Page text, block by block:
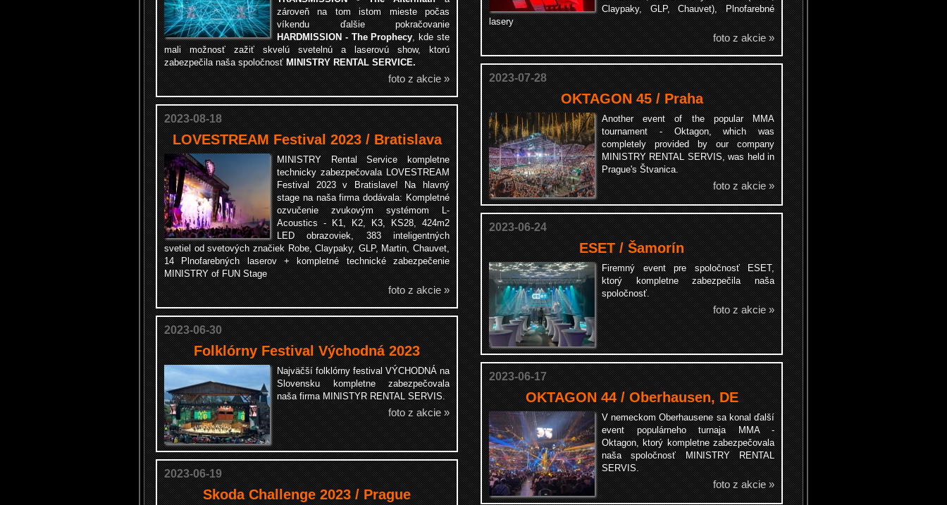
zároveň na tom istom mieste počas
víkendu ďalšie pokračovanie
HARDMISSION - The Prophecy, kde ste
mali možnosť zažiť skvelú svetelnú a laserovú show, ktorú
zabezpečila naša spoločnosťMINISTRY RENTAL SERVICE.
foto z akcie »
2023-08-18
LOVESTREAM Festival 2023 / Bratislava
MINISTRY Rental Service kompletne
technicky zabezpečovala LOVESTREAM
Festival 2023 v Bratislave! Na hlavný
stage na naša firma dodávala: Kompletné
ozvučenie zvukovým systémom L-
Acoustics - K1, K2, K3, KS28, 424m2
LED obrazoviek, 383 inteligentných
svetiel od svetových značiek Robe, Claypaky, GLP, Martin, Chauvet,
14 Plnofarebných laserov + kompletné technické zabezpečenie
MINISTRY of FUN Stage
foto z akcie »
2023-06-30
Folklórny Festival Východná 2023
Najväčší folklórny festival VÝCHODNÁ na
Slovensku kompletne zabezpečovala
naša firma MINISTYR RENTAL SERVIS.
foto z akcie »
2023-06-19
Skoda Challenge 2023 / Prague
Claypaky, GLP, Chauvet), Plnofarebné
lasery
foto z akcie »
2023-07-28
OKTAGON 45 / Praha
Another event of the popular MMA
tournament - Oktagon, which was
completely provided by our company
MINISTRY RENTAL SERVIS, was held in
Prague's Štvanica.
foto z akcie »
2023-06-24
ESET / Šamorín
Firemný event pre spoločnosť ESET,
ktorý kompletne zabezpečila naša
spoločnosť.
foto z akcie »
2023-06-17
OKTAGON 44 / Oberhausen, DE
V nemeckom Oberhausene sa konal ďalší
event populárneho turnaja MMA -
Oktagon, ktorý kompletne zabezpečovala
naša spoločnosť MINISTRY RENTAL
SERVIS.
foto z akcie »